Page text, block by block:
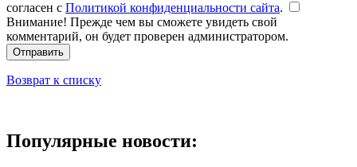
согласен с Политикой конфиденциальности сайта.
Внимание! Прежде чем вы сможете увидеть свой
комментарий, он будет проверен администратором.
Отправить
Возврат к списку
Популярные новости: